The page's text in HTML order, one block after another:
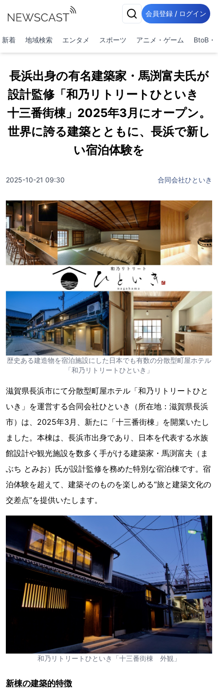
会員登録 / ログイン
新着 地域検索 エンタメ スポーツ アニメ・ゲーム BtoB・
長浜出身の有名建築家・馬渕富夫氏が
設計監修「和乃リトリートひといき
十三番街棟」2025年3月にオープン。
世界に誇る建築とともに、長浜で新し
い宿泊体験を
2025-10-21 09:30 合同会社ひといき
歴史ある建造物を宿泊施設にした日本でも有数の分散型町屋ホテル
「和乃リトリートひといき」
滋賀県長浜市にて分散型町屋ホテル「和乃リトリートひと
いき」を運営する合同会社ひといき（所在地：滋賀県長浜
市）は、2025年3月、新たに「十三番街棟」を開業いたし
ました。本棟は、長浜市出身であり、日本を代表する水族
館設計や観光施設を数多く手がける建築家・馬渕富夫（ま
ぶち とみお）氏が設計監修を務めた特別な宿泊棟です。宿
泊体験を超えて、建築そのものを楽しめる“旅と建築文化の
交差点”を提供いたします。
和乃リトリートひといき「十三番街棟 外観」
新棟の建築的特徴